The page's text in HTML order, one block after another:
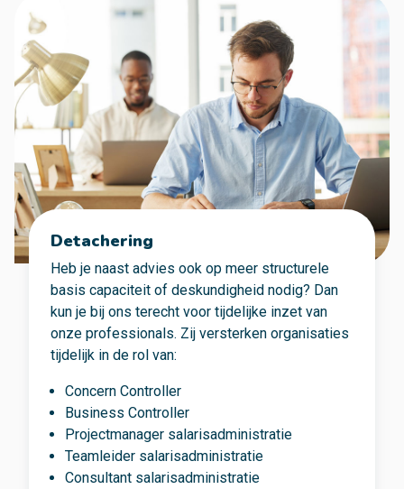
Detachering
Heb je naast advies ook op meer structurele
basis capaciteit of deskundigheid nodig? Dan
kun je bij ons terecht voor tijdelijke inzet van
onze professionals. Zij versterken organisaties
tijdelijk in de rol van:
Concern Controller
Business Controller
Projectmanager salarisadministratie
Teamleider salarisadministratie
Consultant salarisadministratie